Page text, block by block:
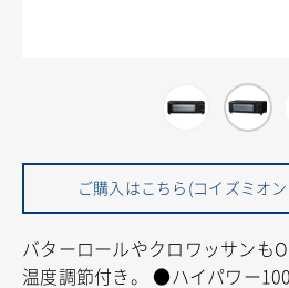
ご購入はこちら(コイズミオ
バターロールやクロワッサンも
温度調節付き。
●ハイパワー